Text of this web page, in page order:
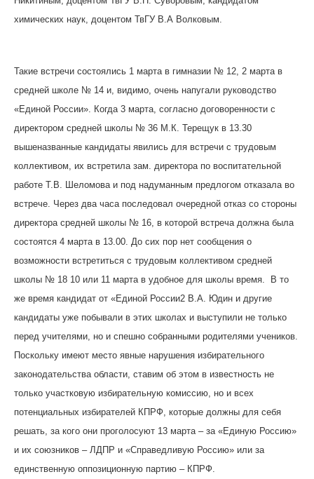
химических наук, доцентом ТвГУ В.А Волковым.
Такие встречи состоялись 1 марта в гимназии № 12, 2 марта в
средней школе № 14 и, видимо, очень напугали руководство
«Единой России». Когда 3 марта, согласно договоренности с
директором средней школы № 36 М.К. Терещук в 13.30
вышеназванные кандидаты явились для встречи с трудовым
коллективом, их встретила зам. директора по воспитательной
работе Т.В. Шеломова и под надуманным предлогом отказала во
встрече. Через два часа последовал очередной отказ со стороны
директора средней школы № 16, в которой встреча должна была
состоятся 4 марта в 13.00. До сих пор нет сообщения о
возможности встретиться с трудовым коллективом средней
школы № 18 10 или 11 марта в удобное для школы время. В то
же время кандидат от «Единой России2 В.А. Юдин и другие
кандидаты уже побывали в этих школах и выступили не только
перед учителями, но и спешно собранными родителями учеников.
Поскольку имеют место явные нарушения избирательного
законодательства области, ставим об этом в известность не
только участковую избирательную комиссию, но и всех
потенциальных избирателей КПРФ, которые должны для себя
решать, за кого они проголосуют 13 марта – за «Единую Россию»
и их союзников – ЛДПР и «Справедливую Россию» или за
единственную оппозиционную партию – КПРФ.